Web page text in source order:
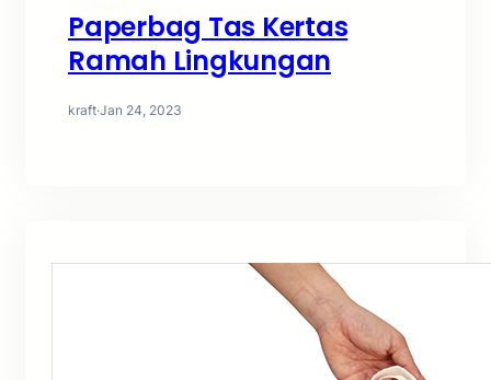
Paperbag Tas Kertas
Ramah Lingkungan
kraft·Jan 24, 2023